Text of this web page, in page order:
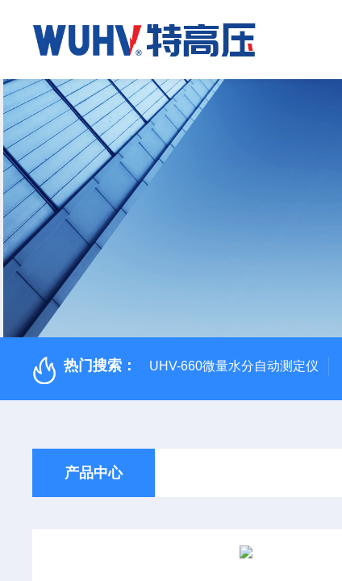
热门搜索： UHV-660微量水分自动测定仪
产品中心